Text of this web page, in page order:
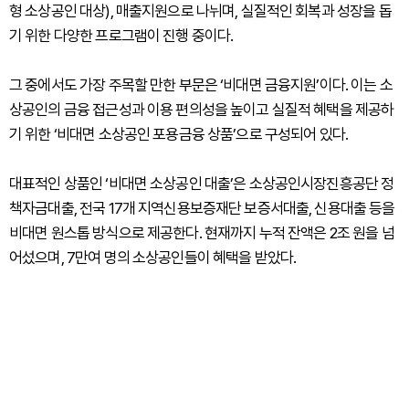
형 소상공인 대상), 매출지원으로 나뉘며, 실질적인 회복과 성장을 돕
기 위한 다양한 프로그램이 진행 중이다.
그 중에서도 가장 주목할 만한 부문은 ‘비대면 금융지원’이다. 이는 소
상공인의 금융 접근성과 이용 편의성을 높이고 실질적 혜택을 제공하
기 위한 ‘비대면 소상공인 포용금융 상품’으로 구성되어 있다.
대표적인 상품인 ‘비대면 소상공인 대출’은 소상공인시장진흥공단 정
책자금대출, 전국 17개 지역신용보증재단 보증서대출, 신용대출 등을
비대면 원스톱 방식으로 제공한다. 현재까지 누적 잔액은 2조 원을 넘
어섰으며, 7만여 명의 소상공인들이 혜택을 받았다.